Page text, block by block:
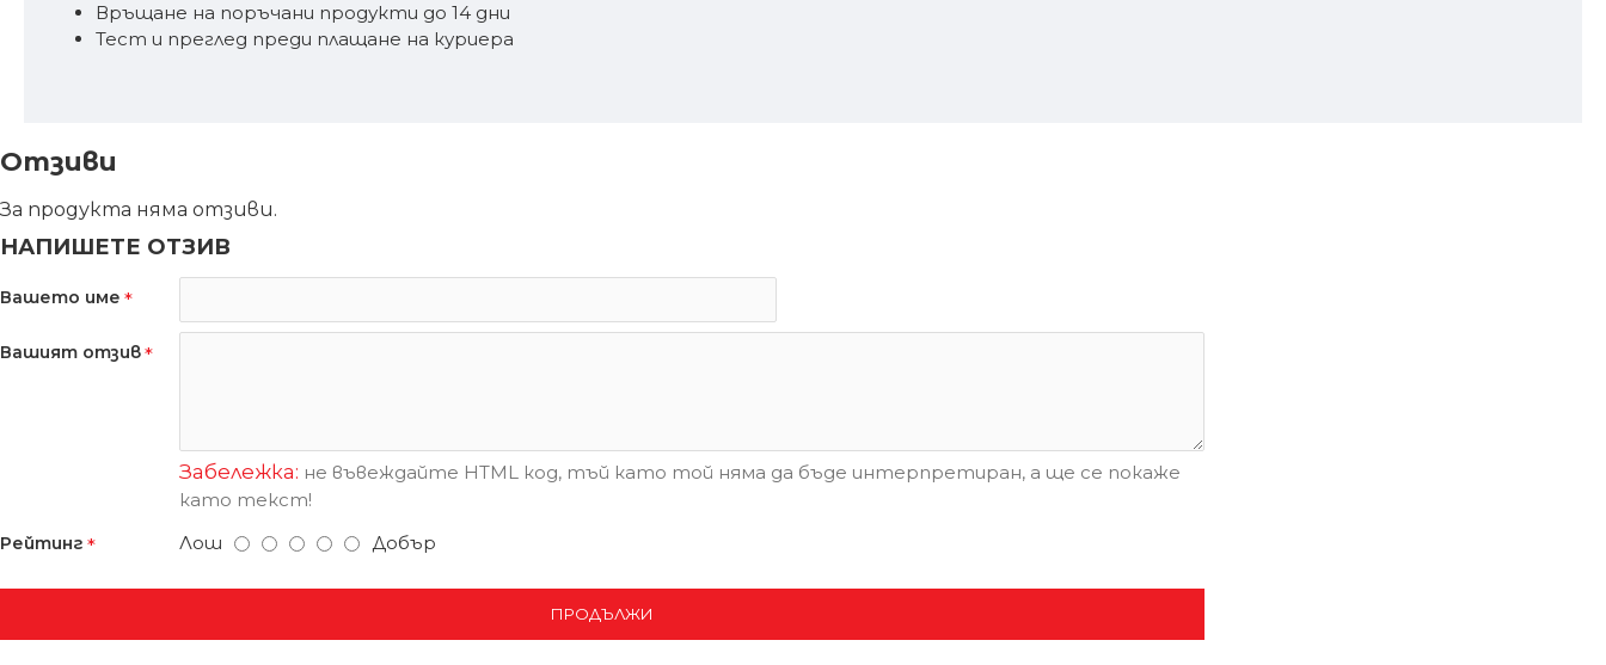
Връщане на поръчани продукти до 14 дни
Тест и преглед преди плащане на куриера
Отзиви
За продукта няма отзиви.
НАПИШЕТЕ ОТЗИВ
Вашето име
Вашият отзив
Забележка: не въвеждайте HTML код, тъй като той няма да бъде интерпретиран, а ще се покаже
като текст!
Рейтинг Лош Добър
ПРОДЪЛЖИ